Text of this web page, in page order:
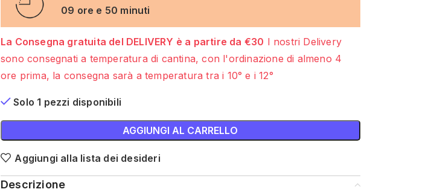
09 ore e 50 minuti
La Consegna gratuita del DELIVERY è a partire da €30 I nostri Delivery
sono consegnati a temperatura di cantina, con l'ordinazione di almeno 4
ore prima, la consegna sarà a temperatura tra i 10° e i 12°
Solo 1 pezzi disponibili
AGGIUNGI AL CARRELLO
Aggiungi alla lista dei desideri
Descrizione